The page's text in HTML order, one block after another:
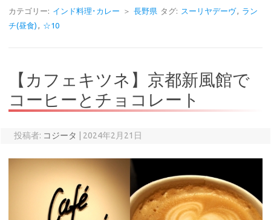
カテゴリー: インド料理･カレー ＞ 長野県 タグ: スーリヤデーヴ, ラン
チ(昼食) , ☆10
【カフェキツネ】京都新風館で
コーヒーとチョコレート
投稿者: コジータ 2024年2月21日